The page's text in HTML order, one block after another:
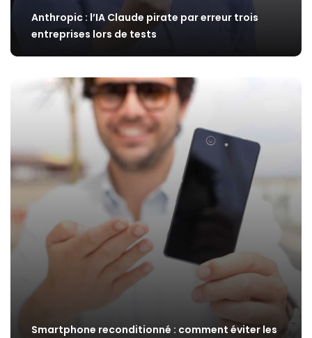
Anthropic : l’IA Claude pirate par erreur trois
entreprises lors de tests
Smartphone reconditionné : comment éviter les